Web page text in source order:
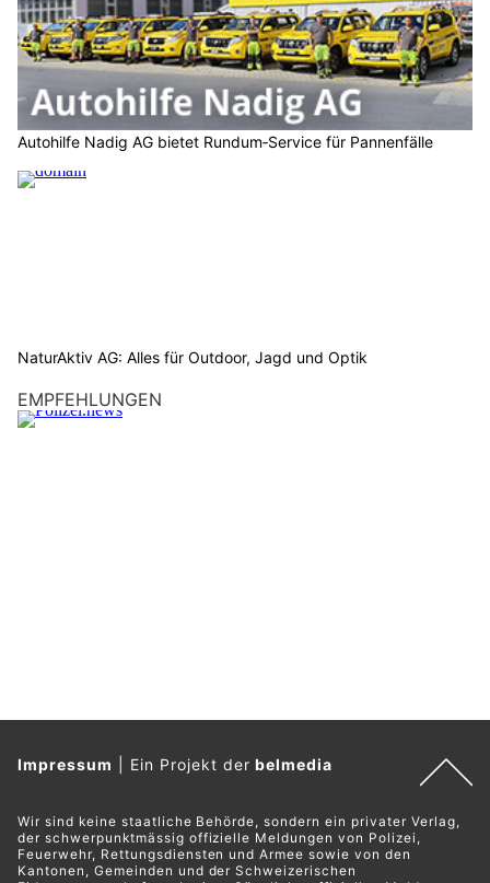
Autohilfe Nadig AG bietet Rundum‑Service für Pannenfälle
NaturAktiv AG: Alles für Outdoor, Jagd und Optik
EMPFEHLUNGEN
Impressum Ein Projekt derbelmedia
Wir sind keine staatliche Behörde, sondern ein privater Verlag,
der schwerpunktmässig offizielle Meldungen von Polizei,
Feuerwehr, Rettungsdiensten und Armee sowie von den
Kantonen, Gemeinden und der Schweizerischen